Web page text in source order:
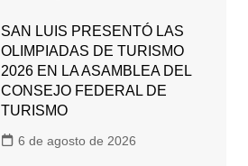
SAN LUIS PRESENTÓ LAS
OLIMPIADAS DE TURISMO
2026 EN LA ASAMBLEA DEL
CONSEJO FEDERAL DE
TURISMO
6 de agosto de 2026